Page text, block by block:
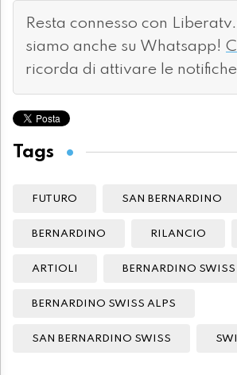
Resta connesso con
siamo anche su Whatsapp!
ricorda di attivare le notifiche
Tags
FUTURO SAN BERNARDINO
BERNARDINO RILANCIO
ARTIOLI BERNARDINO SWISS
BERNARDINO SWISS ALPS
SAN BERNARDINO SWISS